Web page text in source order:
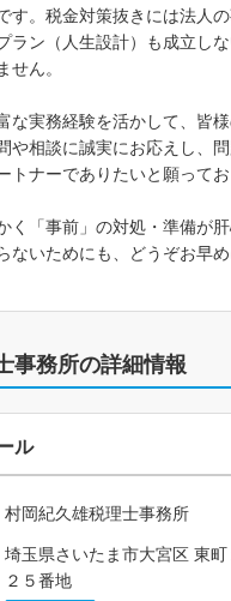
す。税金対策抜きには法人
ラン（人生設計）も成立し
せん。
な実務経験を活かして、皆
や相談に誠実にお応えし、
トナーでありたいと願ってお
く「事前」の対処・準備が肝
ないためにも、どうぞお早
事務所の詳細情報
ル
村岡紀久雄税理士事務所
埼玉県さいたま市大宮区 東町
２５番地